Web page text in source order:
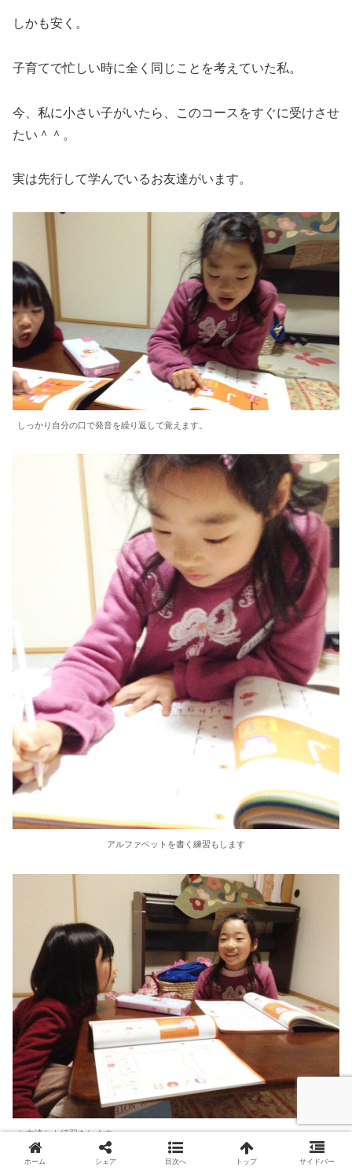
しかも安く。
子育てで忙しい時に全く同じことを考えていた私。
今、私に小さい子がいたら、このコースをすぐに受けさせ
たい＾＾。
実は先行して学んでいるお友達がいます。
しっかり自分の口で発音を繰り返して覚えます。
アルファベットを書く練習もします
お友達とも練習をします
ホーム シェア 目次へ トップ サイドバー